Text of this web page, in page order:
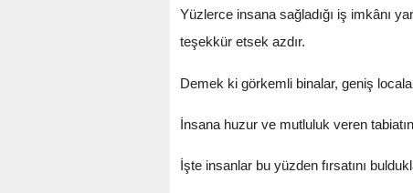
Yüzlerce insana sağladığı iş imkânı
teşekkür etsek azdır.
Demek ki görkemli binalar, geniş
İnsana huzur ve mutluluk veren
İşte insanlar bu yüzden fırsatını